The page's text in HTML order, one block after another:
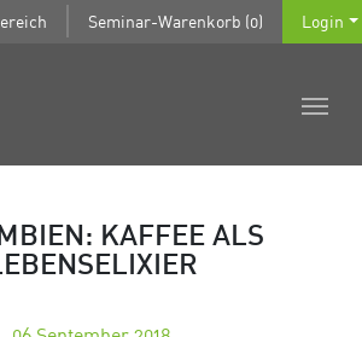
Seminar-Warenkorb (0) Login
KAFFEE ALS